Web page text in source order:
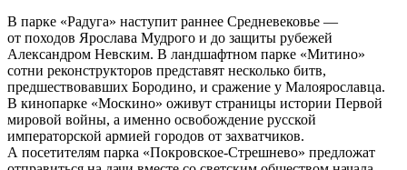
В парке «Радуга» наступит раннее Средневековье —
от походов Ярослава Мудрого и до защиты рубежей
Александром Невским. В ландшафтном парке «Митино»
сотни реконструкторов представят несколько битв,
предшествовавших Бородино, и сражение у Малоярославца.
В кинопарке «Москино» оживут страницы истории Первой
мировой войны, а именно освобождение русской
императорской армией городов от захватчиков.
А посетителям парка «Покровское-Стрешнево» предложат